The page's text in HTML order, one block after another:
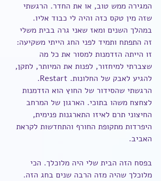
המגירה ממש טוב, או את החדר. הרגשתי
שזה מין טקס כזה והיה לי כבוד אליו.
במהלך השנים ומאז שאני גרה בבית משלי
זה התפתח ותמיד לפני החג הייתי משקיעה:
זו הייתה הזדמנות למסור את כל מה
שצברתי למיחזור, לפנות את המיותר, לתקן,
להגיע לאבק של החלונות. Restart.
הרגשתי שהסידור של החוץ הוא הזדמנות
לצחצח משהו בתוכי. הארגון של המרחב
החיצוני תרם לאיזו התארגנות פנימית,
היפרדות מתקופת החורף והתחדשות לקראת
האביב.
בפסח הזה הבית שלי היה מלוכלך. הכי
מלוכלך שהיה מזה הרבה שנים בחג הזה.